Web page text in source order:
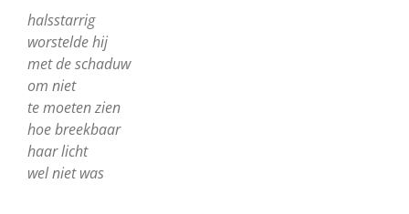
halsstarrig
worstelde hij
met de schaduw
om niet
te moeten zien
hoe breekbaar
haar licht
wel niet was